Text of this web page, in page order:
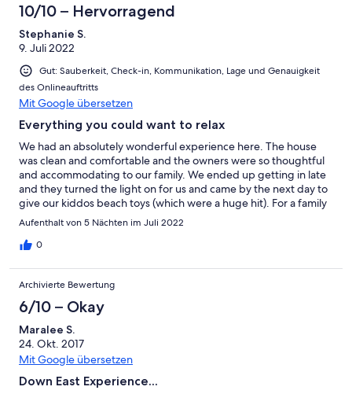
10/10 – Hervorragend
Stephanie S.
9. Juli 2022
Gut: Sauberkeit, Check-in, Kommunikation, Lage und Genauigkeit
des Onlineauftritts
Mit Google übersetzen
Everything you could want to relax
We had an absolutely wonderful experience here. The house
was clean and comfortable and the owners were so thoughtful
and accommodating to our family. We ended up getting in late
and they turned the light on for us and came by the next day to
give our kiddos beach toys (which were a huge hit). For a family
to vacation, it can sometimes be a bit stressful, but I was happy
time at the house and down by the beach. We commented as
our vacation.
Aufenthalt von 5 Nächten im Juli 2022
0
Archivierte Bewertung
6/10 – Okay
Maralee S.
24. Okt. 2017
Mit Google übersetzen
Down East Experience...